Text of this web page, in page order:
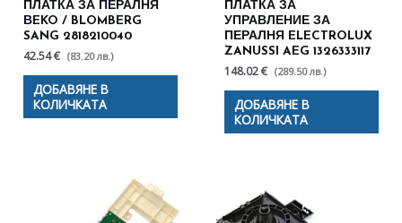
ПЛАТКА ЗА ПЕРАЛНЯ
ВEKO / BLOMBERG
SANG 2818210040
42.54 € (83.20 лв.)
ДОБАВЯНЕ В
КОЛИЧКАТА
ПЛАТКА ЗА
УПРАВЛЕНИЕ ЗА
ПЕРАЛНЯ ELECTROLUX
ZANUSSI AEG 1326333117
148.02 € (289.50 лв.)
ДОБАВЯНЕ В
КОЛИЧКАТА